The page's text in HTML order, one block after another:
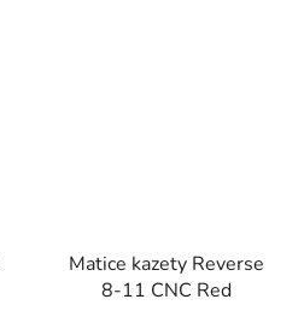
Matice kazety Reverse
8-11 CNC Red